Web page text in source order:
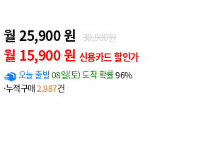
월 25,900 원 30,900원
월 15,900 원 신용카드 할인가
오늘 출발08일(토) 도착 확률96%
·누적구매2,987건